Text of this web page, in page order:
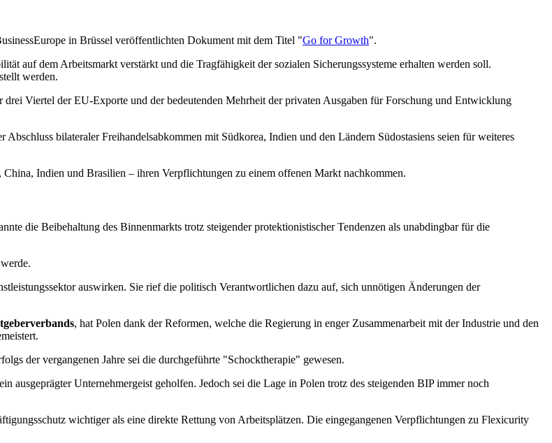
in Brüssel veröffentlichten Dokument mit dem Titel "Go for Growth".
auf dem Arbeitsmarkt verstärkt und die Tragfähigkeit der sozialen Sicherungssysteme erhalten werden soll.
werden.
Viertel der EU-Exporte und der bedeutenden Mehrheit der privaten Ausgaben für Forschung und Entwicklung
bilateraler Freihandelsabkommen mit Südkorea, Indien und den Ländern Südostasiens seien für weiteres
China, Indien und Brasilien – ihren Verpflichtungen zu einem offenen Markt nachkommen.
die Beibehaltung des Binnenmarkts trotz steigender protektionistischer Tendenzen als unabdingbar für die
auswirken. Sie rief die politisch Verantwortlichen dazu auf, sich unnötigen Änderungen der
, hat Polen dank der Reformen, welche die Regierung in enger Zusammenarbeit mit der Industrie und den
der vergangenen Jahre sei die durchgeführte "Schocktherapie" gewesen.
ausgeprägter Unternehmergeist geholfen. Jedoch sei die Lage in Polen trotz des steigenden BIP immer noch
wichtiger als eine direkte Rettung von Arbeitsplätzen. Die eingegangenen Verpflichtungen zu Flexicurity